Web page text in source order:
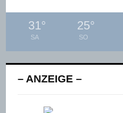
31°
SA
25°
SO
– ANZEIGE –